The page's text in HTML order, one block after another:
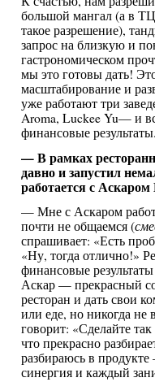
большой мангал (а в
такое разрешение),
запрос на близкую и
гастрономическом
мы это готовы дать!
масштабирование и
уже работают три
Aroma, Luckee Yu— и
финансовые результаты.
— В рамках
давно и запустил
работается с
— Мне с Аскаром
почти не общаемся (
спрашивает: «Есть
«Ну, тогда отлично!»
финансовые
Аскар — прекрасный
ресторан и дать свои
или еде, но никогда не
говорит: «Сделайте
что прекрасно
разбираюсь в
синергия и каждый